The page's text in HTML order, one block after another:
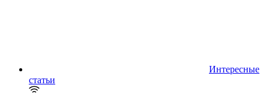
Интересные
статьи